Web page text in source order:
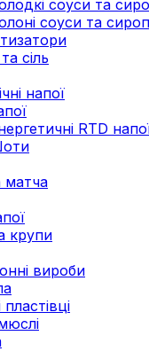
соуси та
соуси та
сіль
напої
RTD
матча
крупи
вироби
пластівці